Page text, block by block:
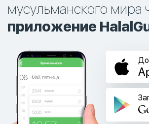
мусульманского мира
приложение